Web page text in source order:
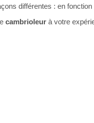
différentes : en
cambrioleur à votre